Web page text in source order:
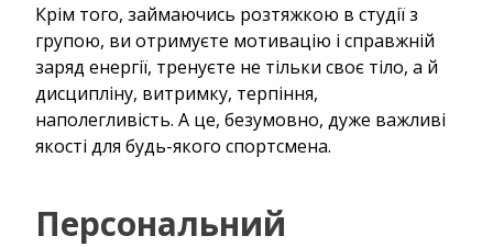
Крім того, займаючись розтяжкою в студії з
групою, ви отримуєте мотивацію і справжній
заряд енергії, тренуєте не тільки своє тіло, а й
дисципліну, витримку, терпіння,
наполегливість. А це, безумовно, дуже важливі
якості для будь-якого спортсмена.
Персональний